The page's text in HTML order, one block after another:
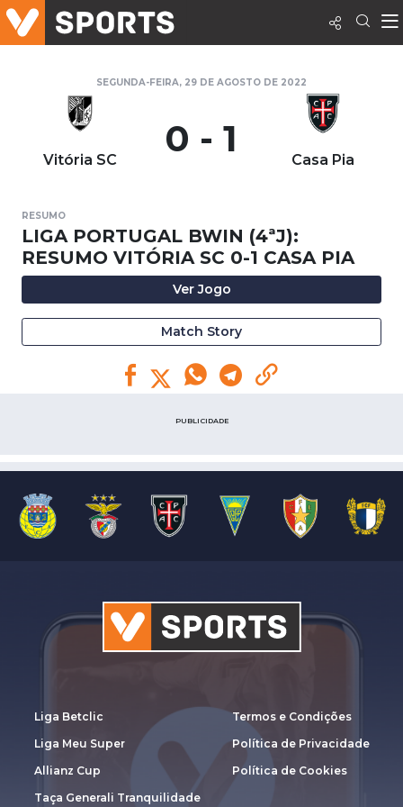
SEGUNDA-FEIRA, 29 DE AGOSTO DE 2022
Vitória SC 0 - 1 Casa Pia
RESUMO
LIGA PORTUGAL BWIN (4ªJ):
RESUMO VITÓRIA SC 0-1 CASA PIA
Ver Jogo
Match Story
PUBLICIDADE
Liga Betclic
Liga Meu Super
Allianz Cup
Taça Generali Tranquilidade
Termos e Condições
Política de Privacidade
Política de Cookies